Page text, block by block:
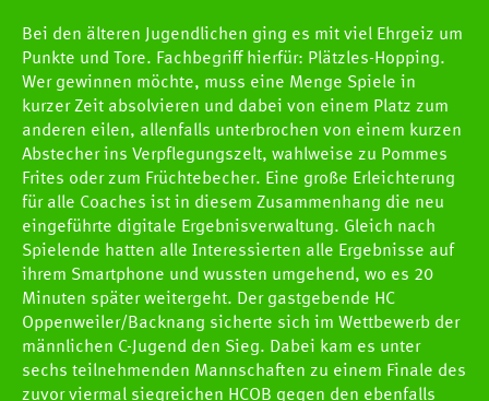
Bei den älteren Jugendlichen ging es mit viel Ehrgeiz um
Punkte und Tore. Fachbegriff hierfür: Plätzles-Hopping.
Wer gewinnen möchte, muss eine Menge Spiele in
kurzer Zeit absolvieren und dabei von einem Platz zum
anderen eilen, allenfalls unterbrochen von einem kurzen
Abstecher ins Verpflegungszelt, wahlweise zu Pommes
Frites oder zum Früchtebecher. Eine große Erleichterung
für alle Coaches ist in diesem Zusammenhang die neu
eingeführte digitale Ergebnisverwaltung. Gleich nach
Spielende hatten alle Interessierten alle Ergebnisse auf
ihrem Smartphone und wussten umgehend, wo es 20
Minuten später weitergeht. Der gastgebende HC
Oppenweiler/Backnang sicherte sich im Wettbewerb der
männlichen C-Jugend den Sieg. Dabei kam es unter
sechs teilnehmenden Mannschaften zu einem Finale des
zuvor viermal siegreichen HCOB gegen den ebenfalls